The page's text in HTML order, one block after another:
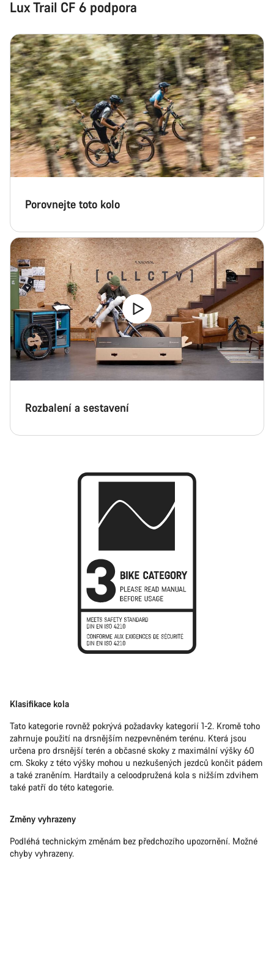
Lux Trail CF 6 podpora
Porovnejte toto kolo
Rozbalení a sestavení
Klasifikace kola
Tato kategorie rovněž pokrývá požadavky kategorií 1-2. Kromě toho
zahrnuje použití na drsnějším nezpevněném terénu. Která jsou
určena pro drsnější terén a občasné skoky z maximální výšky 60
cm. Skoky z této výšky mohou u nezkušených jezdců končit pádem
a také zraněním. Hardtaily a celoodpružená kola s nižším zdvihem
také patří do této kategorie.
Změny vyhrazeny
Podléhá technickým změnám bez předchozího upozornění. Možné
chyby vyhrazeny.